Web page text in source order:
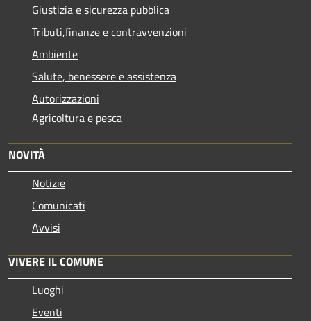
Giustizia e sicurezza pubblica
Tributi,finanze e contravvenzioni
Ambiente
Salute, benessere e assistenza
Autorizzazioni
Agricoltura e pesca
NOVITÀ
Notizie
Comunicati
Avvisi
VIVERE IL COMUNE
Luoghi
Eventi